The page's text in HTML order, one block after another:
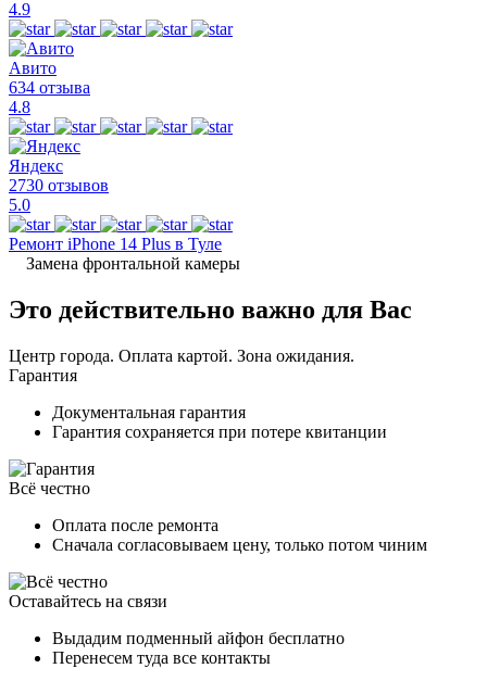
4.9
Авито
634 отзыва
4.8
Яндекс
2730 отзывов
5.0
Ремонт iPhone 14 Plus в Туле
Замена фронтальной камеры
Это действительно важно для Вас
Центр города. Оплата картой. Зона ожидания.
Гарантия
Документальная гарантия
Гарантия сохраняется при потере квитанции
Всё честно
Оплата после ремонта
Сначала согласовываем цену, только потом чиним
Оставайтесь на связи
Выдадим подменный айфон бесплатно
Перенесем туда все контакты